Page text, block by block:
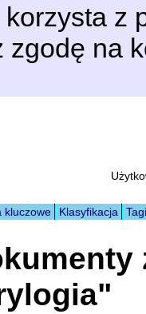
z
zgodę na
kluczowe Klasyfikacja
Tagi